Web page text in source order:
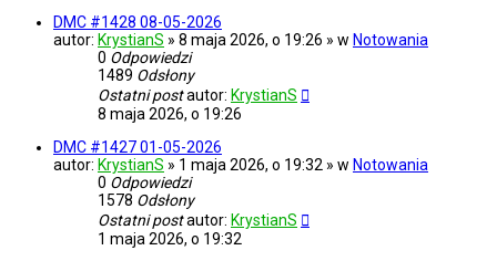
DMC #1428 08-05-2026
autor: KrystianS » 8 maja 2026, o 19:26 » w Notowania
0 Odpowiedzi
1489 Odsłony
Ostatni postautor: KrystianS
8 maja 2026, o 19:26
DMC #1427 01-05-2026
autor: KrystianS » 1 maja 2026, o 19:32 » w Notowania
0 Odpowiedzi
1578 Odsłony
Ostatni postautor: KrystianS
1 maja 2026, o 19:32